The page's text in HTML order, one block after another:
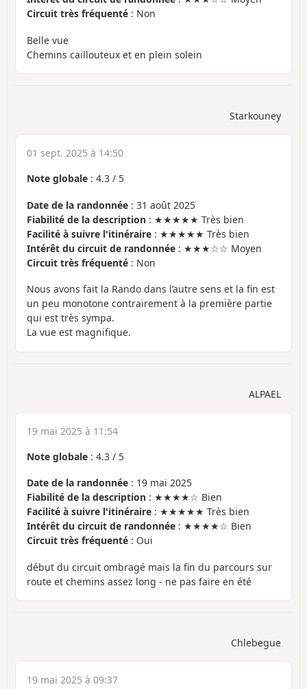
Circuit très fréquenté : Non
Belle vue
Chemins caillouteux et en plein solein
Starkouney
01 sept. 2025 à 14:50
Note globale : 4.3 / 5
Date de la randonnée : 31 août 2025
Fiabilité de la description : ★★★★★ Très bien
Facilité à suivre l'itinéraire : ★★★★★ Très bien
Intérêt du circuit de randonnée : ★★★☆☆ Moyen
Circuit très fréquenté : Non
Nous avons fait la Rando dans l’autre sens et la fin est
un peu monotone contrairement à la première partie
qui est très sympa.
La vue est magnifique.
ALPAEL
19 mai 2025 à 11:54
Note globale : 4.3 / 5
Date de la randonnée : 19 mai 2025
Fiabilité de la description : ★★★★☆ Bien
Facilité à suivre l'itinéraire : ★★★★★ Très bien
Intérêt du circuit de randonnée : ★★★★☆ Bien
Circuit très fréquenté : Oui
début du circuit ombragé mais la fin du parcours sur
route et chemins assez long - ne pas faire en été
Chlebegue
19 mai 2025 à 09:37